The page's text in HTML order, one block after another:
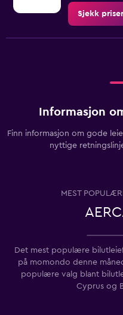
Sjekk priser
Informasjon
Finn informasjon om gode
nyttige
MEST
Det mest populære
på momondo denne
populære valg blant
Cyprus og